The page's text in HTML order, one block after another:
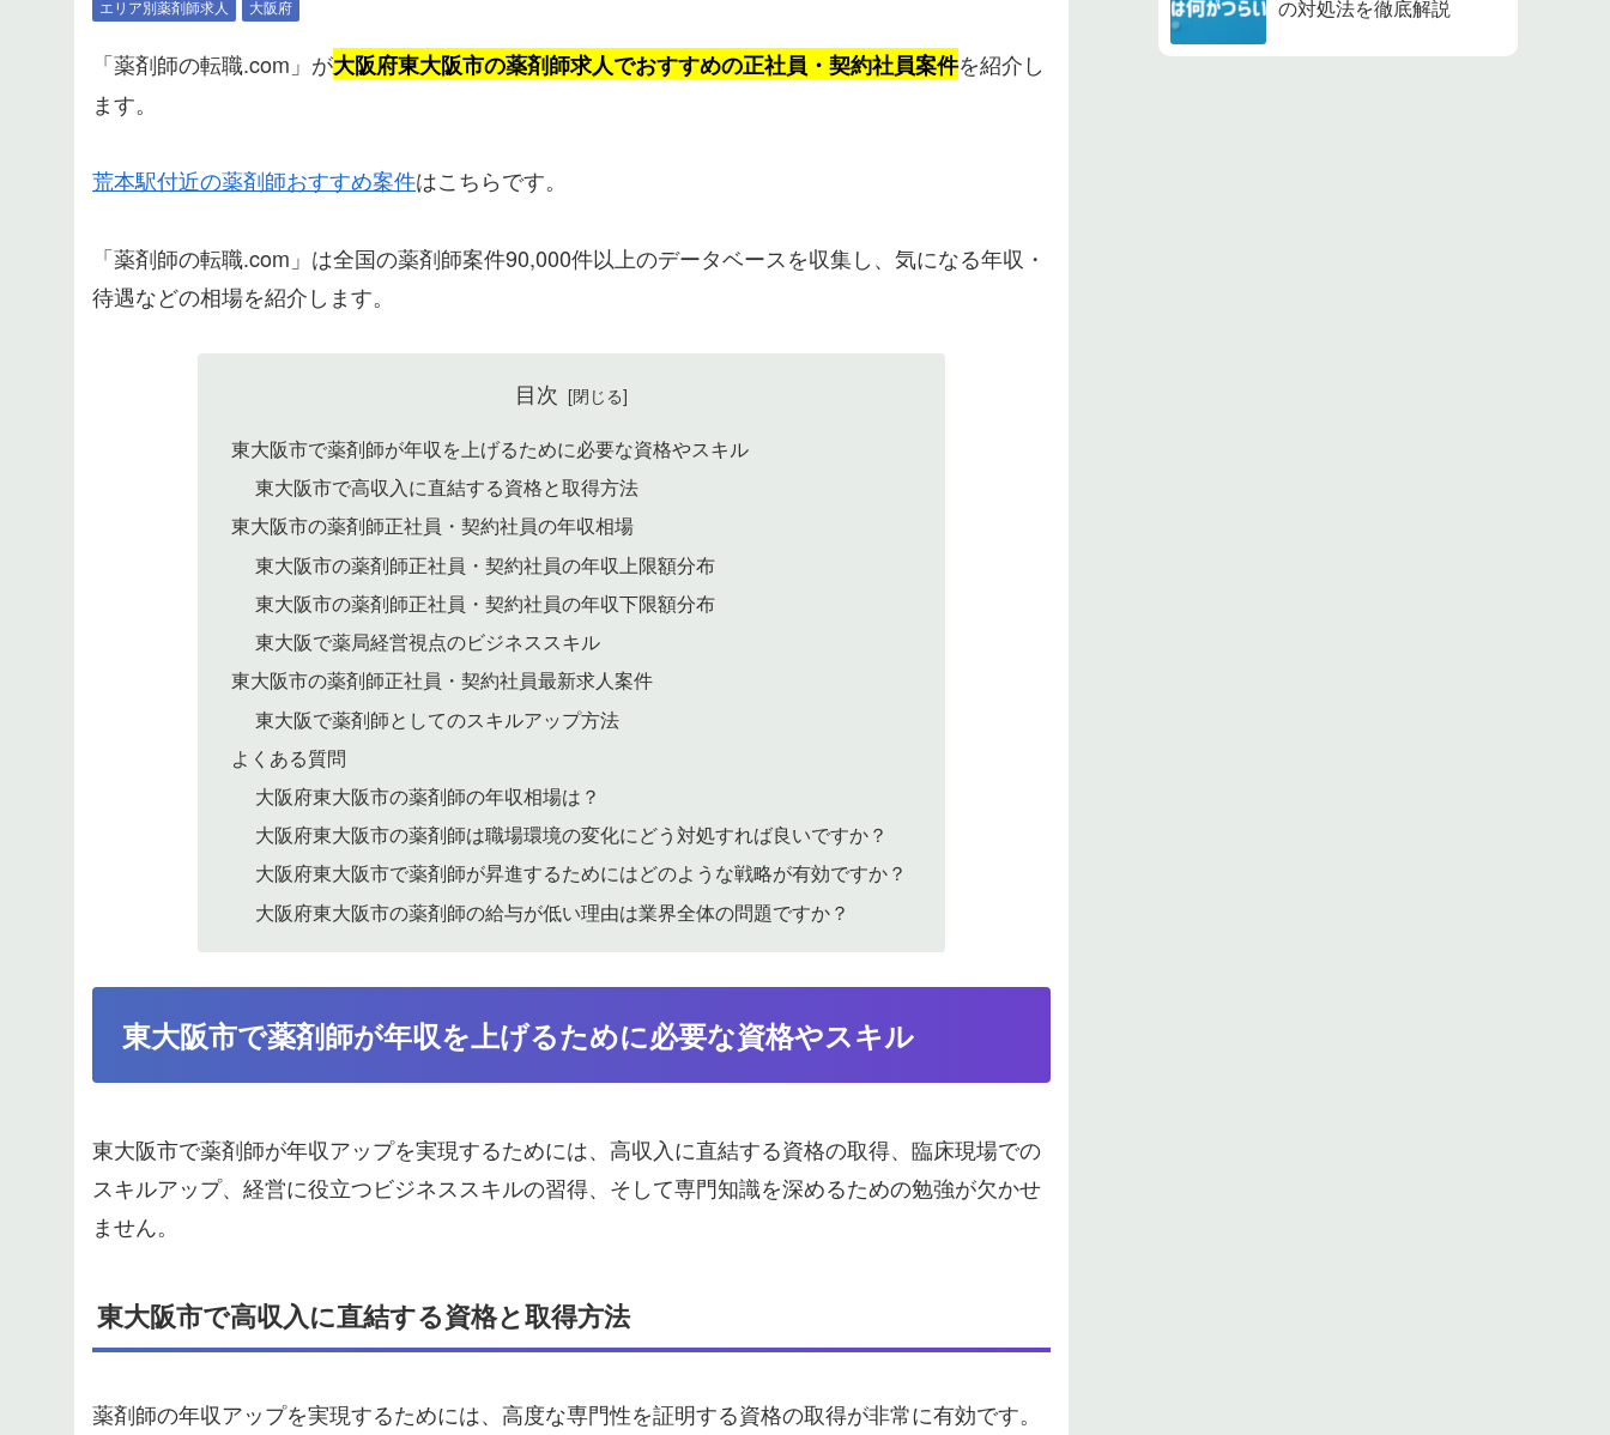
エリア別薬剤師求人 大阪府
「薬剤師の転職.com」が大阪府東大阪市の薬剤師求人でおすすめの正社員・契約社員案件を紹介し
ます。
荒本駅付近の薬剤師おすすめ案件はこちらです。
「薬剤師の転職.com」は全国の薬剤師案件90,000件以上のデータベースを収集し、気になる年収・
待遇などの相場を紹介します。
目次
東大阪市で薬剤師が年収を上げるために必要な資格やスキル
東大阪市で高収入に直結する資格と取得方法
東大阪市の薬剤師正社員・契約社員の年収相場
東大阪市の薬剤師正社員・契約社員の年収上限額分布
東大阪市の薬剤師正社員・契約社員の年収下限額分布
東大阪で薬局経営視点のビジネススキル
東大阪市の薬剤師正社員・契約社員最新求人案件
東大阪で薬剤師としてのスキルアップ方法
よくある質問
大阪府東大阪市の薬剤師の年収相場は？
大阪府東大阪市の薬剤師は職場環境の変化にどう対処すれば良いですか？
大阪府東大阪市で薬剤師が昇進するためにはどのような戦略が有効ですか？
大阪府東大阪市の薬剤師の給与が低い理由は業界全体の問題ですか？
東大阪市で薬剤師が年収を上げるために必要な資格やスキル
東大阪市で薬剤師が年収アップを実現するためには、高収入に直結する資格の取得、臨床現場での
スキルアップ、経営に役立つビジネススキルの習得、そして専門知識を深めるための勉強が欠かせ
ません。
東大阪市で高収入に直結する資格と取得方法
薬剤師の年収アップを実現するためには、高度な専門性を証明する資格の取得が非常に有効です。
の対処法を徹底解説